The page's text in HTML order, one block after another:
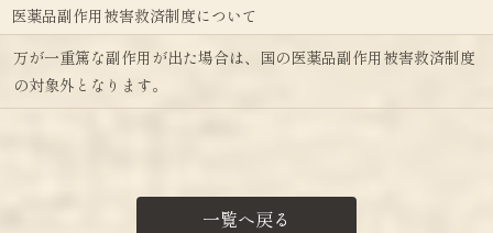
医薬品副作用被害救済制度について
万が一重篤な副作用が出た場合は、国の医薬品副作用被害救済制度
の対象外となります。
一覧へ戻る